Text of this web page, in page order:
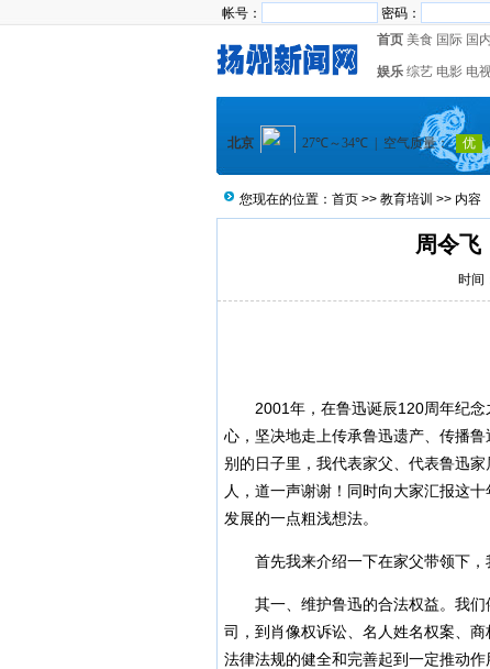
帐号： 密码：
首页 美食 国际 国内
娱乐 综艺 电影 电
您现在的位置： 首页 >> 教育培训 >> 内容
周令飞
时间
2001年，在鲁迅诞辰120周年纪念
心，坚决地走上传承鲁迅遗产、传播
别的日子里，我代表家父、代表鲁迅
人，道一声谢谢！同时向大家汇报这
发展的一点粗浅想法。
首先我来介绍一下在家父带领下，
其一、维护鲁迅的合法权益。我们
司，到肖像权诉讼、名人姓名权案、
法律法规的健全和完善起到一定推动作